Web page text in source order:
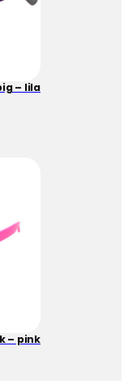
– lila
– pink